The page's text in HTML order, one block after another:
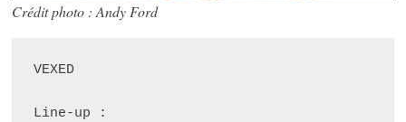
Crédit photo : Andy Ford
VEXED
Line-up :